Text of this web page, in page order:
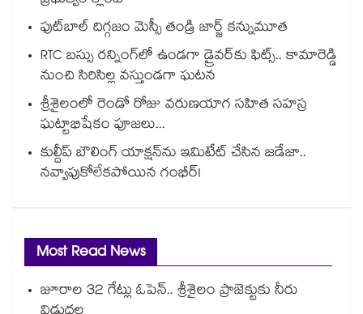
ఫుట్‎బాల్ దిగ్గజం మెస్సీ తండ్రి జార్జ్ కన్నుమూత
RTC బస్సు రన్నింగ్⁫లో ఉండగా డ్రైవర్‌కు ఫిట్స్.. కామారెడ్డి
నుంచి సిరిసిల్ల వస్తుండగా ఘటన
శ్రీశైలంలో రెండో రోజు వరుణయాగ సహిత సహస్ర
ఘట్టాభిషేకం పూజలు...
కుల్దీప్ బౌలింగ్ యాక్షన్‌ను ఇమిటేట్ చేసిన జడేజా..
నవ్వాపుకోలేకపోయిన గంభీర్!
Most Read News
జూరాల 32 గేట్లు ఓపెన్.. శ్రీశైలం ప్రాజెక్టుకు నీరు